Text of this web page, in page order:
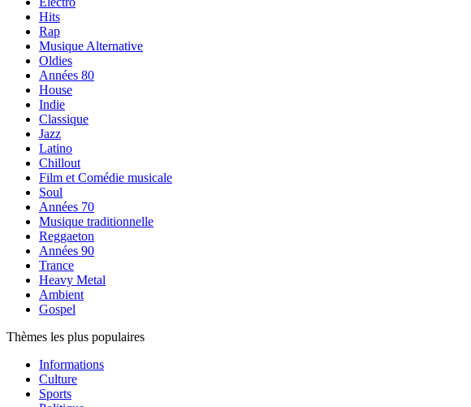
Hits
Rap
Musique Alternative
Oldies
Années 80
House
Indie
Classique
Jazz
Latino
Chillout
Film et Comédie musicale
Soul
Années 70
Musique traditionnelle
Reggaeton
Années 90
Trance
Heavy Metal
Ambient
Gospel
Thèmes les plus populaires
Informations
Culture
Sports